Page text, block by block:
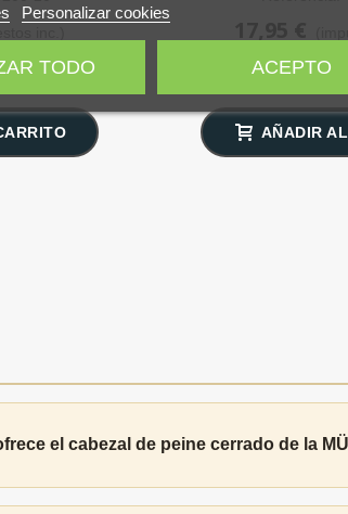
AÑADIR
el cabezal de peine cerrado de la
Personalizar cookies
TODO ACEPTO